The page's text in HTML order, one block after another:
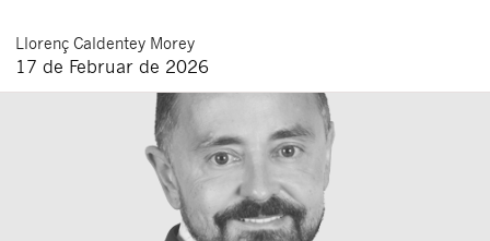
Llorenç Caldentey Morey
17 de Februar de 2026